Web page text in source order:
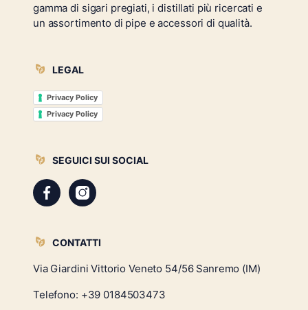
gamma di sigari pregiati, i distillati più ricercati e
un assortimento di pipe e accessori di qualità.
LEGAL
Privacy Policy
Privacy Policy
SEGUICI SUI SOCIAL
CONTATTI
Via Giardini Vittorio Veneto 54/56 Sanremo (IM)
Telefono: +39 0184503473